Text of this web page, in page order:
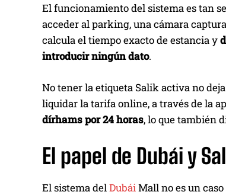
El funcionamiento del sistema es tan
acceder al parking, una cámara
calcula el tiempo exacto de estancia y
introducir ningún dato.
No tener la etiqueta Salik activa no
liquidar la tarifa online, a través de la
dírhams por 24 horas, lo que también
El papel de Dubái y
El sistema delDubáiMall no es un caso